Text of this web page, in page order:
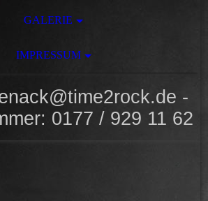
GALERIE
IMPRESSUM
-
0177 / 929 11 62